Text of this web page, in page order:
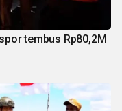
tembus Rp80,2M